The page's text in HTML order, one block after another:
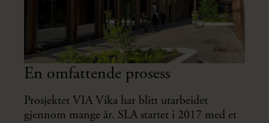
En omfattende prosess
Prosjektet VIA Vika har blitt utarbeidet
gjennom mange år. SLA startet i 2017 med et